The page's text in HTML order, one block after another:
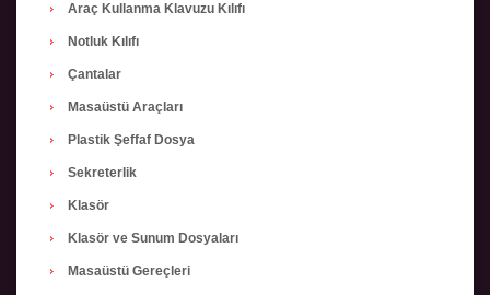
Araç Kullanma Klavuzu Kılıfı
Notluk Kılıfı
Çantalar
Masaüstü Araçları
Plastik Şeffaf Dosya
Sekreterlik
Klasör
Klasör ve Sunum Dosyaları
Masaüstü Gereçleri